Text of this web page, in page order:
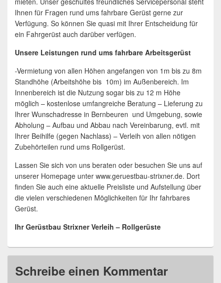
Ihnen für Fragen rund ums fahrbare Gerüst gerne zur
Verfügung. So können Sie quasi mit Ihrer Entscheidung für
ein Fahrgerüst auch darüber verfügen.
Unsere Leistungen rund ums fahrbare Arbeitsgerüst
-Vermietung von allen Höhen angefangen von 1m bis zu 8m
Standhöhe (Arbeitshöhe bis 10m) im Außenbereich. Im
Innenbereich ist die Nutzung sogar bis zu 12 m Höhe
möglich – kostenlose umfangreiche Beratung – Lieferung zu
Ihrer Wunschadresse in Bernbeuren und Umgebung, sowie
Abholung – Aufbau und Abbau nach Vereinbarung, evtl. mit
Ihrer Beihilfe (gegen Nachlass) – Verleih von allen nötigen
Zubehörteilen rund ums Rollgerüst.
Lassen Sie sich von uns beraten oder besuchen Sie uns auf
unserer Homepage unter www.geruestbau-strixner.de. Dort
finden Sie auch eine aktuelle Preisliste und Aufstellung über
die vielen verschiedenen Möglichkeiten für Ihr fahrbares
Gerüst.
Ihr Gerüstbau Strixner Verleih – Rollgerüste
Schreibe einen Kommentar